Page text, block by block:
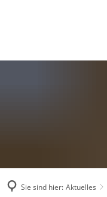
Sie sind hier: Aktuelles